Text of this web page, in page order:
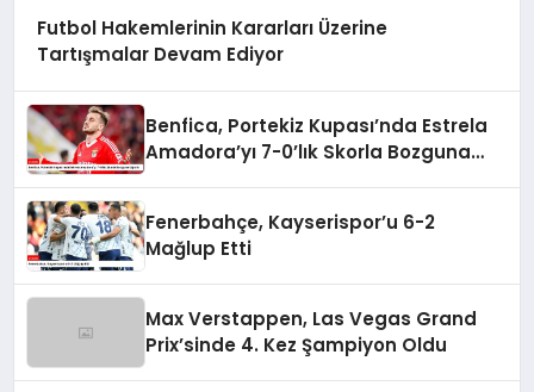
Futbol Hakemlerinin Kararları Üzerine
Tartışmalar Devam Ediyor
Benfica, Portekiz Kupası’nda Estrela
Amadora’yı 7-0’lık Skorla Bozguna
Fenerbahçe, Kayserispor’u 6-2
Mağlup Etti
Max Verstappen, Las Vegas Grand
Prix’sinde 4. Kez Şampiyon Oldu